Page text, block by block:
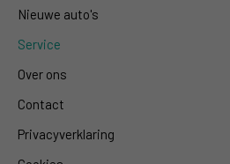
Nieuwe auto's
Service
Over ons
Contact
Privacyverklaring